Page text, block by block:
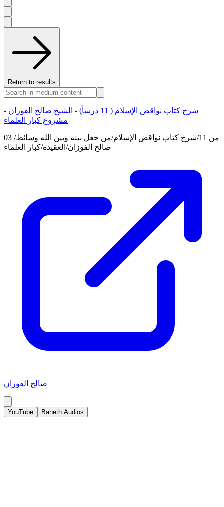
Return to results
شرح كتاب نواقض الإسلام ( 11 درساً) - الشيخ صالح الفوزان -
مشروع كبار العلماء
03 من 11/شرح كتاب نواقض الإسلام/من جعل بينه وبين الله وسائط/
صالح الفوزان/العقيدة/كبار العلماء
صالح الفوزان
YouTube Baheth Audios